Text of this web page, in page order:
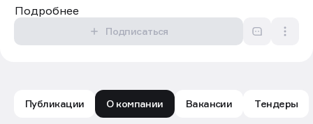
Подробнее
Подписаться
Публикации О компании Вакансии Тендеры